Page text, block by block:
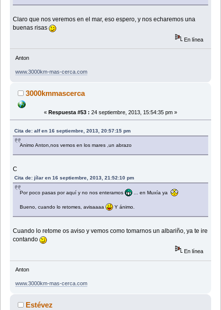
Claro que nos veremos en el mar, eso espero, y nos echaremos una
buenas risas
En línea
Anton
www.3000km-mas-cerca.com
3000kmmascerca
« Respuesta #53 : 24 septiembre, 2013, 15:54:35 pm »
Cita de: alf en 16 septiembre, 2013, 20:57:15 pm
Animo Anton,nos vemos en los mares ,un abrazo
C
Cita de: jílar en 16 septiembre, 2013, 21:52:10 pm
Por poco pasas por aquí y no nos enteramos ... en Muxía ya
Bueno, cuando lo retomes, avisaaaa Y ánimo.
Cuando lo retome os aviso y vemos como tomarnos un albariño, ya te ire
contando
En línea
Anton
www.3000km-mas-cerca.com
Estévez